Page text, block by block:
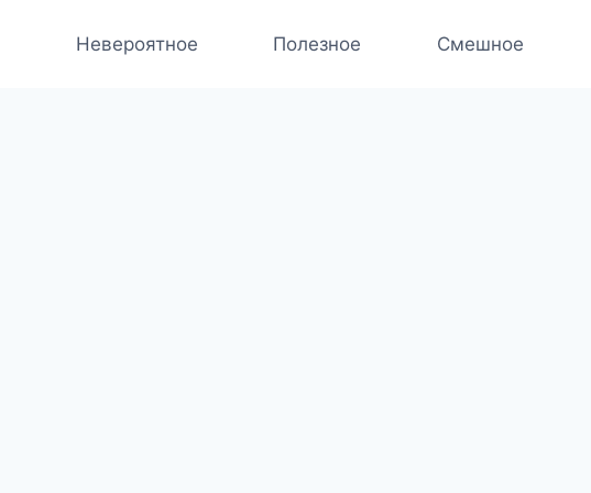
Невероятное Полезное Смешное